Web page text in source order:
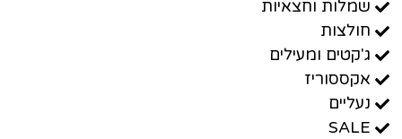
שמלות וחצאיות
חולצות
ג'קטים ומעילים
אקססוריז
נעליים
SALE